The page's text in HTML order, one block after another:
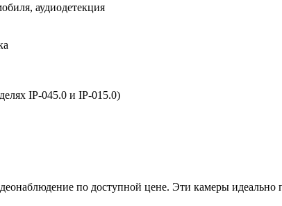
аудиодетекция
IP-045.0 и IP-015.0)
по доступной цене. Эти камеры